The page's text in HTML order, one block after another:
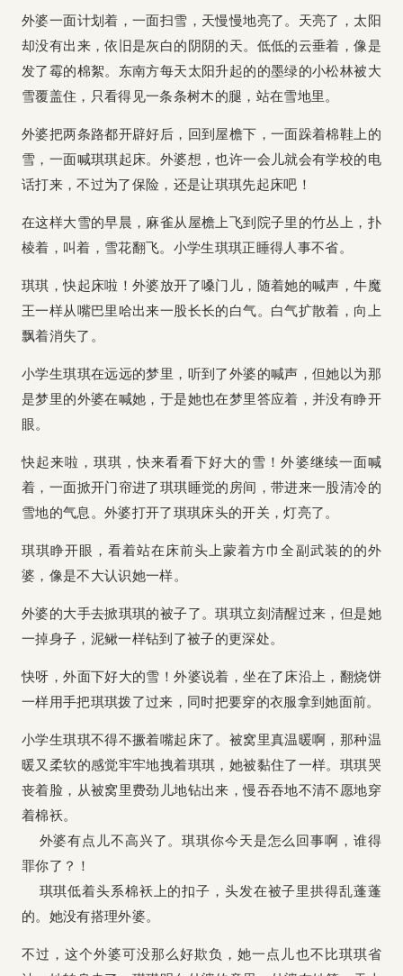
外婆一面计划着，一面扫雪，天慢慢地亮了。天亮了，太阳
却没有出来，依旧是灰白的阴阴的天。低低的云垂着，像是
发了霉的棉絮。东南方每天太阳升起的的墨绿的小松林被大
雪覆盖住，只看得见一条条树木的腿，站在雪地里。
外婆把两条路都开辟好后，回到屋檐下，一面跺着棉鞋上的
雪，一面喊琪琪起床。外婆想，也许一会儿就会有学校的电
话打来，不过为了保险，还是让琪琪先起床吧！
在这样大雪的早晨，麻雀从屋檐上飞到院子里的竹丛上，扑
棱着，叫着，雪花翻飞。小学生琪琪正睡得人事不省。
琪琪，快起床啦！外婆放开了嗓门儿，随着她的喊声，牛魔
王一样从嘴巴里哈出来一股长长的白气。白气扩散着，向上
飘着消失了。
小学生琪琪在远远的梦里，听到了外婆的喊声，但她以为那
是梦里的外婆在喊她，于是她也在梦里答应着，并没有睁开
眼。
快起来啦，琪琪，快来看看下好大的雪！外婆继续一面喊
着，一面掀开门帘进了琪琪睡觉的房间，带进来一股清冷的
雪地的气息。外婆打开了琪琪床头的开关，灯亮了。
琪琪睁开眼，看着站在床前头上蒙着方巾全副武装的的外
婆，像是不大认识她一样。
外婆的大手去掀琪琪的被子了。琪琪立刻清醒过来，但是她
一掉身子，泥鳅一样钻到了被子的更深处。
快呀，外面下好大的雪！外婆说着，坐在了床沿上，翻烧饼
一样用手把琪琪拨了过来，同时把要穿的衣服拿到她面前。
小学生琪琪不得不撅着嘴起床了。被窝里真温暖啊，那种温
暖又柔软的感觉牢牢地拽着琪琪，她被黏住了一样。 琪琪哭
丧着脸，从被窝里费劲儿地钻出来，慢吞吞地不清不愿地穿
着棉袄。
外婆有点儿不高兴了。琪琪你今天是怎么回事啊，谁得
罪你了？！
琪琪低着头系棉袄上的扣子，头发在被子里拱得乱蓬蓬
的。她没有搭理外婆。
不过，这个外婆可没那么好欺负，她一点儿也不比琪琪省